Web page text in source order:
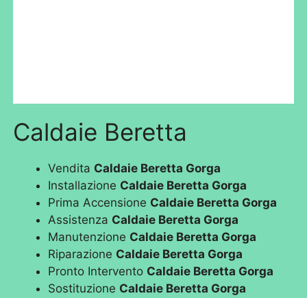
Caldaie Beretta
Vendita Caldaie Beretta Gorga
Installazione Caldaie Beretta Gorga
Prima Accensione Caldaie Beretta Gorga
Assistenza Caldaie Beretta Gorga
Manutenzione Caldaie Beretta Gorga
Riparazione Caldaie Beretta Gorga
Pronto Intervento Caldaie Beretta Gorga
Sostituzione Caldaie Beretta Gorga